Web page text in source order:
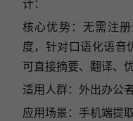
计：
核心优势：无需注
度，针对口语化语音
可直接摘要、翻译、
适用人群：外出办公
应用场景：手机端提